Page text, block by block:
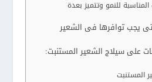
للنمو وتتميز بعدة
يجب توافرها فى الشعير
على سيلاج الشعير المستنبت:
المستنبت